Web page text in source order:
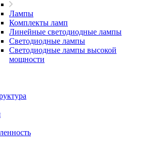
Лампы
Комплекты ламп
Линейные светодиодные лампы
Светодиодные лампы
Светодиодные лампы высокой
мощности